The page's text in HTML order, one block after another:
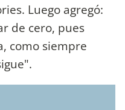
Luego agregó:
de cero, pues
como siempre